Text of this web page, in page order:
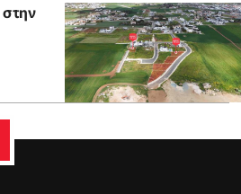
στην